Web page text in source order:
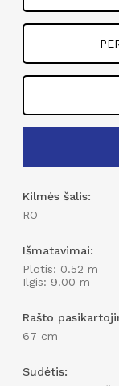
Kilmės šalis:
RO
Išmatavimai:
Plotis: 0.52 m
Ilgis: 9.00 m
Rašto
67 cm
Sudėtis: